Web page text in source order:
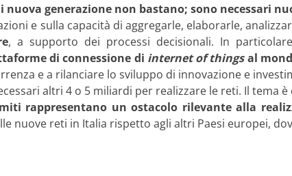
generazione non bastano; sono necessari
e sulla capacità di aggregarle, elaborarle,
, a supporto dei processi decisionali. In
di connessione di internet of thingsal
e a rilanciare lo sviluppo di innovazione e
altri 4 o 5 miliardi per realizzare le reti. Il tema è
rappresentano un ostacolo rilevante alla
nuove reti in Italia rispetto agli altri Paesi europei,